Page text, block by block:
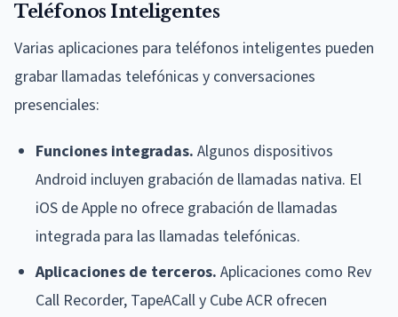
Teléfonos Inteligentes
Varias aplicaciones para teléfonos inteligentes pueden
grabar llamadas telefónicas y conversaciones
presenciales:
Funciones integradas. Algunos dispositivos
Android incluyen grabación de llamadas nativa. El
iOS de Apple no ofrece grabación de llamadas
integrada para las llamadas telefónicas.
Aplicaciones de terceros. Aplicaciones como Rev
Call Recorder, TapeACall y Cube ACR ofrecen